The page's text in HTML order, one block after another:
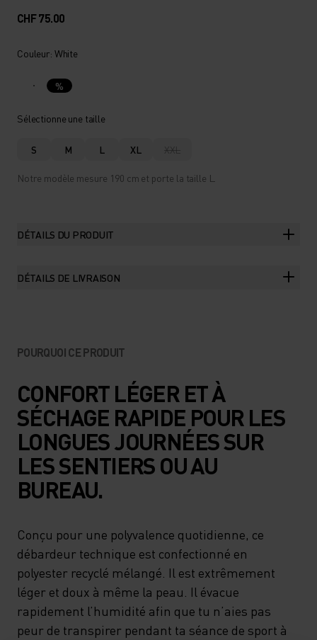
CHF 75.00
Couleur: White
%
Sélectionne une taille
S M L XL XXL
Notre modèle mesure 190 cm et porte la taille L.
DÉTAILS DU PRODUIT
DÉTAILS DE LIVRAISON
POURQUOI CE PRODUIT
CONFORT LÉGER ET À
SÉCHAGE RAPIDE POUR LES
LONGUES JOURNÉES SUR
LES SENTIERS OU AU
BUREAU.
Conçu pour une polyvalence quotidienne, ce
débardeur technique est confectionné en
polyester recyclé mélangé. Il est extrêmement
léger et doux à même la peau. Il évacue
rapidement l’humidité afin que tu n’aies pas
peur de transpirer pendant ta séance de sport à